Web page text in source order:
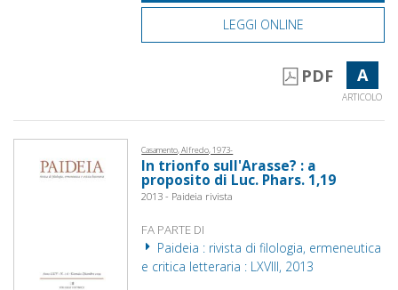
LEGGI ONLINE
PDF A
ARTICOLO
Casamento, Alfredo, 1973-
In trionfo sull'Arasse? : a
proposito di Luc. Phars. 1,19
2013 - Paideia rivista
FA PARTE DI
Paideia : rivista di filologia, ermeneutica
e critica letteraria : LXVIII, 2013